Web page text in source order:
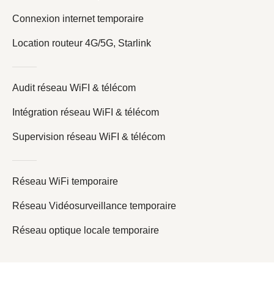
Connexion internet temporaire
Location routeur 4G/5G, Starlink
Audit réseau WiFI & télécom
Intégration réseau WiFI & télécom
Supervision réseau WiFI & télécom
Réseau WiFi temporaire
Réseau Vidéosurveillance temporaire
Réseau optique locale temporaire